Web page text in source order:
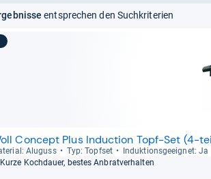
entsprechen den Suchkriterien
Concept Plus Induction Topf-Set (4-
Alu­guss Typ: Topf­set
Induk­ti­ons­ge­eig­net: Ja
Kurze Koch­dauer, bes­tes Anbrat­ver­hal­ten